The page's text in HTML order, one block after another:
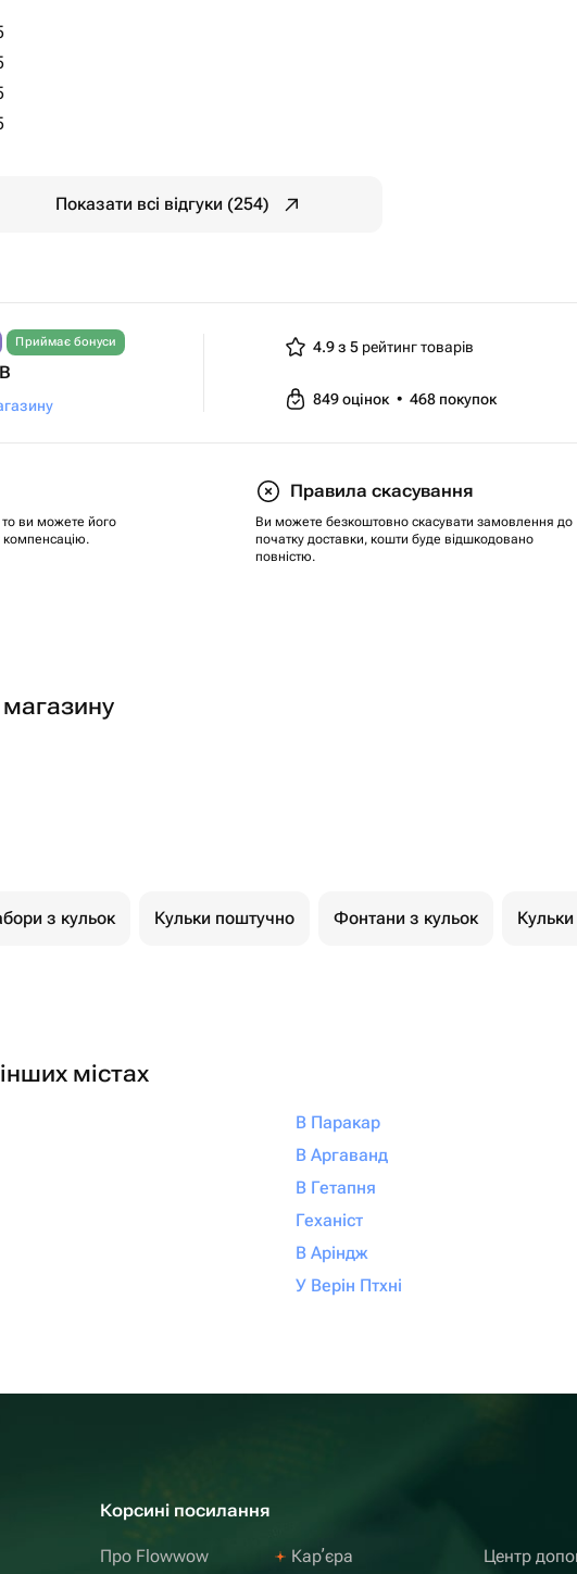
Показати всі відгуки (254)
Приймає бонуси 4.9 з 5 рейтинг товарів
849оцінок • 468 покупок
то ви можете його
компенсацію.
Правила скасування
Ви можете безкоштовно скасувати замовлення до
початку доставки, кошти буде відшкодовано
повністю.
магазину
з кульок Кульки поштучно Фонтани з кульок
містах
В Паракар
В Аргаванд
В Гетапня
Геханіст
В Аріндж
У Верін Птхні
Корсині посилання
Про Flowwow Карʼєра Центр